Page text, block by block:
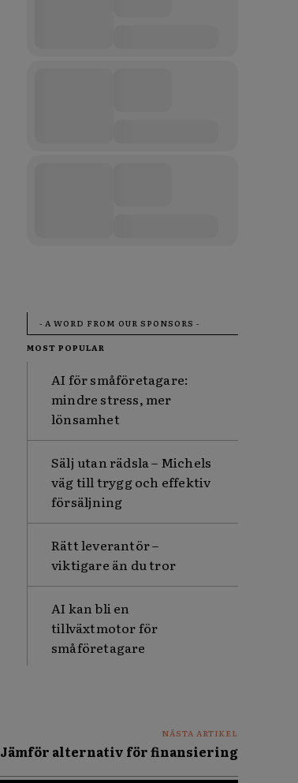
- A WORD FROM OUR SPONSORS -
MOST POPULAR
AI för småföretagare:
mindre stress, mer
lönsamhet
Sälj utan rädsla – Michels
väg till trygg och effektiv
försäljning
Rätt leverantör –
viktigare än du tror
AI kan bli en
tillväxtmotor för
småföretagare
NÄSTA ARTIKEL
Jämför alternativ för finansiering